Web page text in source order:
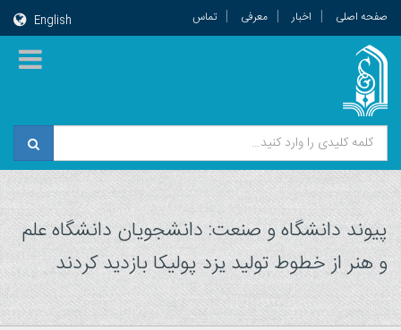
صفحه اصلی اخبار معرفی تماس English
پیوند دانشگاه و صنعت: دانشجویان دانشگاه علم
و هنر از خطوط تولید یزد پولیکا بازدید کردند